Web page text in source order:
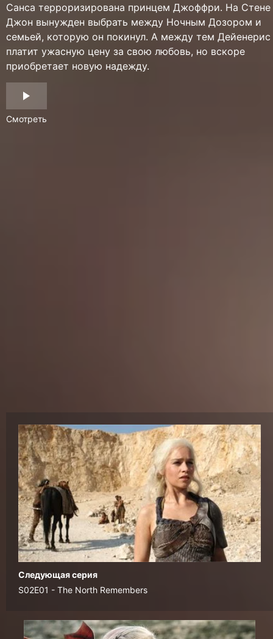
Санса терроризирована принцем Джоффри. На Стене
Джон вынужден выбрать между Ночным Дозором и
семьей, которую он покинул. А между тем Дейенерис
платит ужасную цену за свою любовь, но вскоре
приобретает новую надежду.
Смотреть
Следующая серия
S02E01 - The North Remembers